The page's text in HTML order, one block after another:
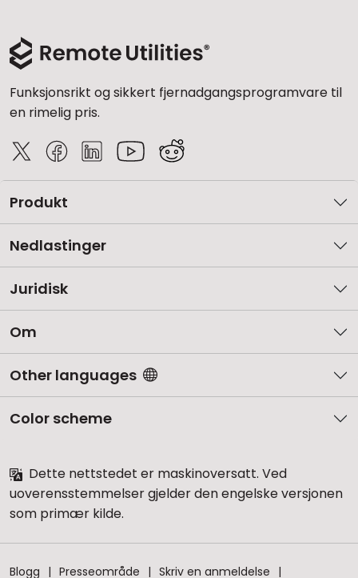
Funksjonsrikt og sikkert fjernadgangsprogramvare til
en rimelig pris.
Produkt
Nedlastinger
Juridisk
Om
Other languages
Color scheme
Dette nettstedet er maskinoversatt. Ved
uoverensstemmelser gjelder den engelske versjonen
som primær kilde.
Blogg Presseområde Skriv en anmeldelse